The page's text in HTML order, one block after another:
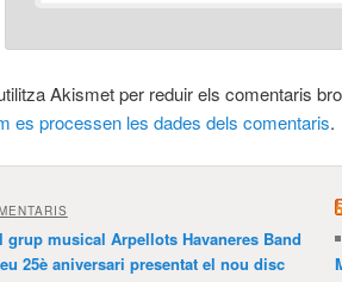
Akismet per reduir els comentaris
es processen les dades dels comentaris.
grup musical Arpellots Havaneres Band
25è aniversari presentat el nou disc